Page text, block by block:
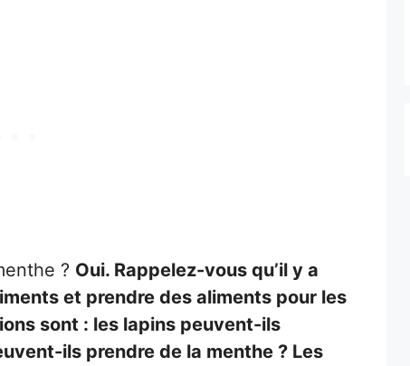
? Oui. Rappelez-vous qu’il y a
et prendre des aliments pour les
sont : les lapins peuvent-ils
ils prendre de la menthe ? Les